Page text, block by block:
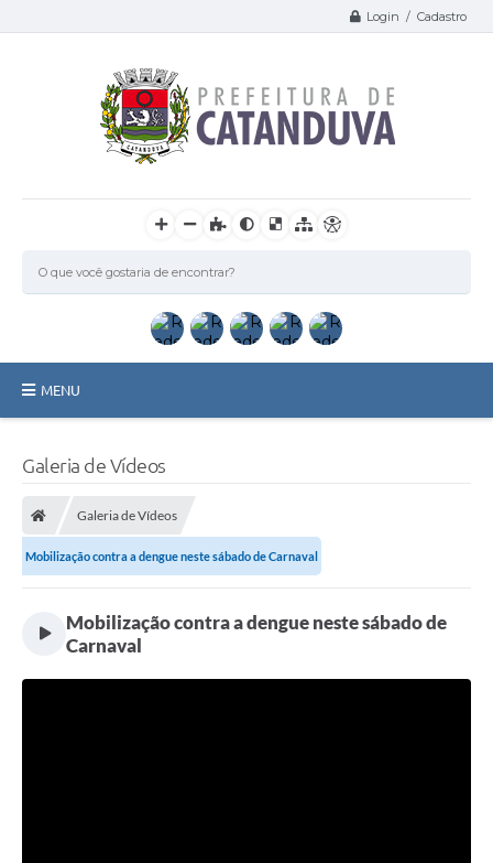
Login / Cadastro
MENU
Transparência
Galeria de Vídeos
Galeria de Vídeos
Mobilização contra a dengue neste sábado de Carnaval
Mobilização contra a dengue neste sábado de
Carnaval